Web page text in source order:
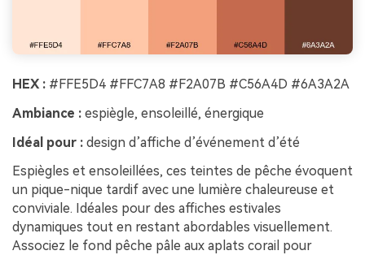
HEX : #FFE5D4 #FFC7A8 #F2A07B #C56A4D #6A3A2A
Ambiance : espiègle, ensoleillé, énergique
Idéal pour : design d’affiche d’événement d’été
Espiègles et ensoleillées, ces teintes de pêche évoquent
un pique-nique tardif avec une lumière chaleureuse et
conviviale. Idéales pour des affiches estivales
dynamiques tout en restant abordables visuellement.
Associez le fond pêche pâle aux aplats corail pour